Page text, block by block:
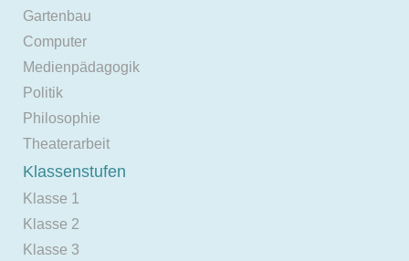
Gartenbau
Computer
Medienpädagogik
Politik
Philosophie
Theaterarbeit
Klassenstufen
Klasse 1
Klasse 2
Klasse 3